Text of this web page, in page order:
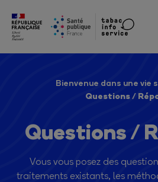
Bienvenue dans une vie
Questions /
Questions /
Vous vous posez des
traitements existants, les